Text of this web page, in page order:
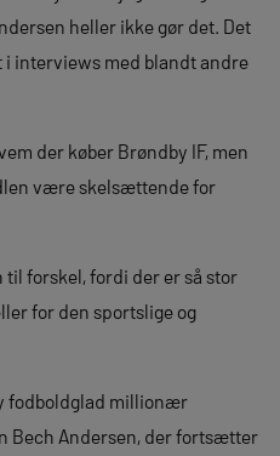
heller ikke gør det. Det
i interviews med blandt andre
der køber Brøndby IF, men
være skelsættende for
til forskel, fordi der er så stor
for den sportslige og
fodboldglad millionær
Bech Andersen, der fortsætter